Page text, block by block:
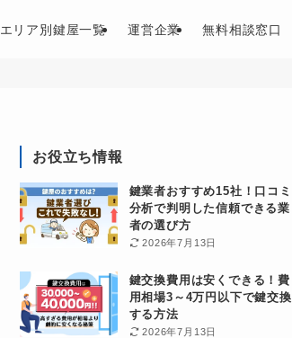
エリア別鍵屋一覧 運営企業 無料相談窓口
お役立ち情報
鍵業者おすすめ15社！口コミ
分析で判明した信頼できる業
者の選び方
2026年7月13日
鍵交換費用は安くできる！費
用相場3～4万円以下で鍵交換
する方法
2026年7月13日